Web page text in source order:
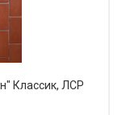
Классик, ЛСР